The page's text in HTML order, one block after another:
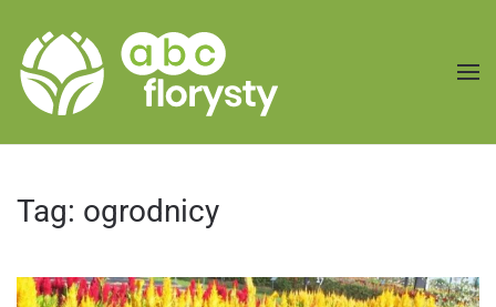
Przejdź do treści głównej
Tag: ogrodnicy